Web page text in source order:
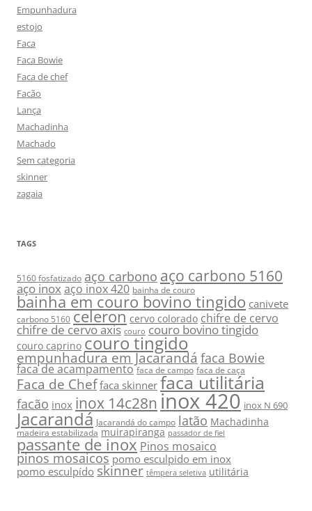
Empunhadura
estojo
Faca
Faca Bowie
Faca de chef
Facão
Lança
Machadinha
Machado
Sem categoria
skinner
zagaia
TAGS
5160 fosfatizado aço carbono aço carbono 5160
aço inoxaço inox 420 bainha de couro
bainha em couro bovino tingido canivete
carbono 5160 celeron cervo colorado chifre de cervo
chifre de cervo axis couro couro bovino tingido
couro caprino couro tingido
empunhadura em Jacarandá faca Bowie
faca de acampamento faca de campo faca de caça
Faca de Chef faca skinner faca utilitária
facão inox inox 14c28ninox 420 inox N 690
Jacarandá Jacarandá do campo latão Machadinha
madeira estabilizada muirapiranga passador de fiel
passante de inox Pinos mosaico
pinos mosaicos pomo esculpido em inox
pomo esculpído skinner têmpera seletiva utilitária